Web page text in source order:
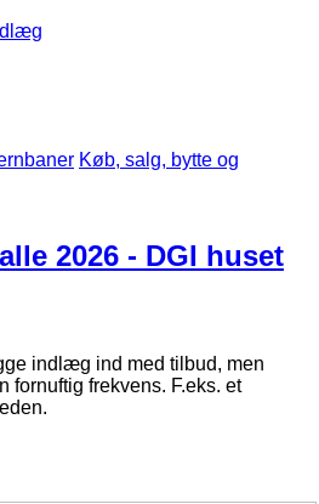
Køb, salg, bytte og
2026 - DGI huset
indlæg ind med tilbud, men
fornuftig frekvens. F.eks. et